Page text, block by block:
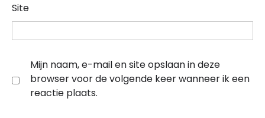
Site
Mijn naam, e-mail en site opslaan in deze
browser voor de volgende keer wanneer ik een
reactie plaats.